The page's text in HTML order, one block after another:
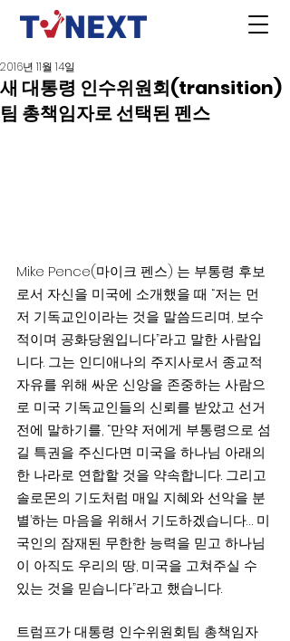
새 대통령 인수위원회(transition)
팀 총책임자로 선택된 펜스
2016년 11월 14일
Mike Pence(마이크 펜스) 는 부통령 후보
로서 자신을 미국에 소개했을 때 “저는 먼
저 기독교인이라는 것을 말씀드리며, 보수
적이며 공화당원입니다”라고 말한 사람입
니다. 그는 인디애나의 주지사로서 종교적
자유를 위해 싸운 신앙을 존중하는 사람으
로 미국 기독교인들의 신뢰를 받았고 선거
전에 말하기를, “만약 저에게 부통령으로 섬
길 특권을 주신다면 미국을 하나님 아래의
한 나라로 연합할 것을 약속합니다. 그리고
솔로몬의 기도처럼 매일 지혜와 선악을 분
별’하는 마음을 위해서 기도하겠습니다… 미
국인의 잠재된 무한한 능력을 믿고 하나님
이 아직도 우리의 땅, 미국을 고쳐주실 수
있는 것을 믿습니다”라고 했습니다.
트럼프가 대통령 인수위원회팀 총책임자